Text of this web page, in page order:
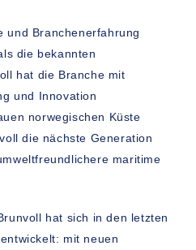
und Branchenerfahrung
die bekannten
hat die Branche mit
und Innovation
norwegischen Küste
die nächste Generation
maritime
hat sich in den letzten
mit neuen